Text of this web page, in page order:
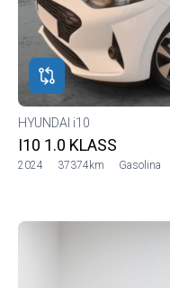
HYUNDAI i10
I10 1.0 KLASS
2024 37374km Gasolina